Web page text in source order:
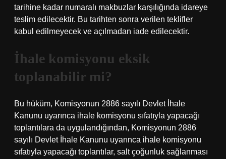
tarihine kadar numaralı makbuzlar karşılığında idareye
teslim edilecektir. Bu tarihten sonra verilen teklifler
kabul edilmeyecek ve açılmadan iade edilecektir.
İhale komisyonu eksik
toplanabilir mi?
Bu hüküm, Komisyonun 2886 sayılı Devlet İhale
Kanunu uyarınca ihale komisyonu sıfatıyla yapacağı
toplantılara da uygulandığından, Komisyonun 2886
sayılı Devlet İhale Kanunu uyarınca ihale komisyonu
sıfatıyla yapacağı toplantılar, salt çoğunluk sağlanması